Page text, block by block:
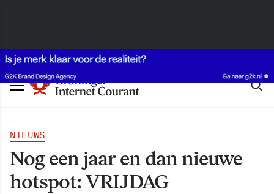
NIEUWS
Nog een jaar en dan nieuwe
hotspot: VRIJDAG